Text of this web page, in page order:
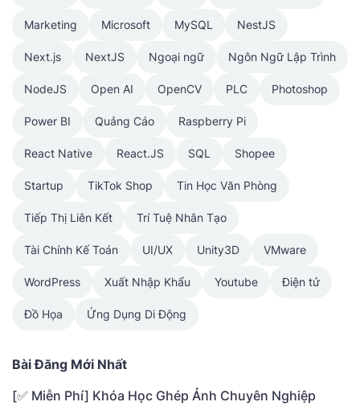
Marketing Microsoft MySQL NestJS
Next.js NextJS Ngoại ngữ Ngôn Ngữ Lập Trình
NodeJS Open AI OpenCV PLC Photoshop
Power BI Quảng Cáo Raspberry Pi
React Native React.JS SQL Shopee
Startup TikTok Shop Tin Học Văn Phòng
Tiếp Thị Liên Kết Trí Tuệ Nhân Tạo
Tài Chính Kế Toán UI/UX Unity3D VMware
WordPress Xuất Nhập Khẩu Youtube Điện tử
Đồ Họa Ứng Dụng Di Động
Bài Đăng Mới Nhất
[✅ Miễn Phí] Khóa Học Ghép Ảnh Chuyên Nghiệp